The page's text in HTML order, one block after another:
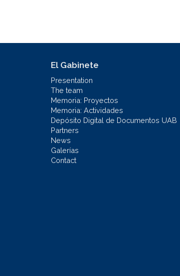
El Gabinete
Presentation
The team
Memoria: Proyectos
Memoria: Actividades
Depósito Digital de Documentos UAB
Partners
News
Galerías
Contact